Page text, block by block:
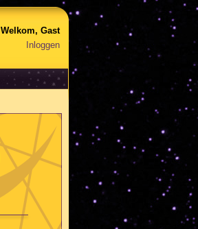
Welkom, Gast
Inloggen